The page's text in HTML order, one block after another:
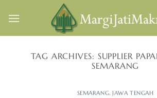
TAG ARCHIVES: SUPPLIER
SEMARANG
SEMARANG,JAWA TENGAH